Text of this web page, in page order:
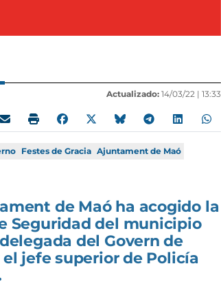
Actualizado: 14/03/22 | 13:33
Festes de Gracia Ajuntament de Maó
de Maó ha acogido la
Seguridad del municipio
del Govern de
el jefe superior de Policía